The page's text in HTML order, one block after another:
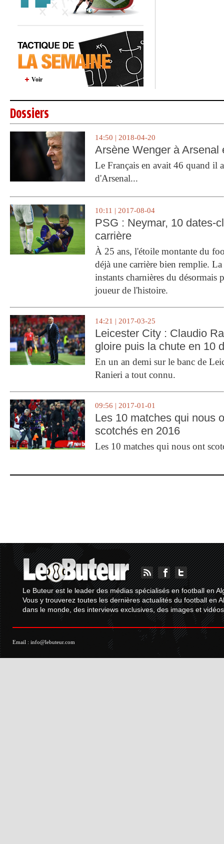
Voir
Dossiers
14:50 | 2018-04-20
Arsène Wenger à Arsenal
Le Français en avait 46 quand il
d'Arsenal...
10:11 | 2017-08-04
PSG : Neymar, 10 dates-
carrière
À 25 ans, l'étoile montante du
déjà une carrière bien remplie.
instants charnières du désormais
joueur de l'histoire.
14:21 | 2017-03-25
Leicester City : Claudio
gloire puis la chute en 10
En un an demi sur le banc de
Ranieri a tout connu.
09:56 | 2017-01-01
Les 10 matches qui nous
scotchés en 2016
Les 10 matches qui nous ont
Le Buteur est le leader des médias spécialisés en football en
Vous y trouverez toutes les dernières actualités du football en
dans le monde, des interviews exclusives, des images et
Email : info@lebuteur.com